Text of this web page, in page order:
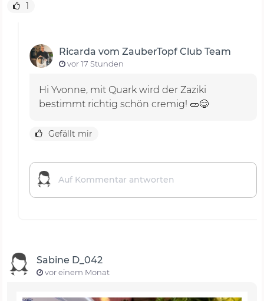
1
Ricarda vom ZauberTopf Club Team
vor 17 Stunden
Hi Yvonne, mit Quark wird der Zaziki
bestimmt richtig schön cremig! 🥒😋
Gefällt mir
Sabine D_042
vor einem Monat